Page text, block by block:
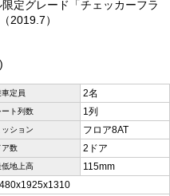
定グレード「チェッカーフラ
2019.7）
車定員 2名
ート列数 1列
ッション フロア8AT
ア数 2ドア
低地上高 115mm